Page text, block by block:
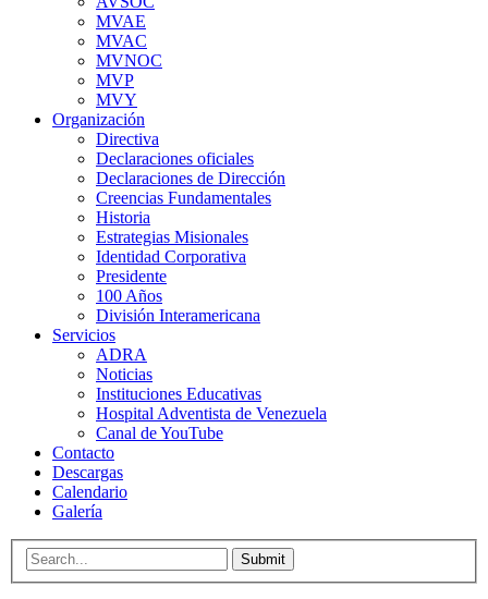
MVAE
MVAC
MVNOC
MVP
MVY
Organización
Directiva
Declaraciones oficiales
Declaraciones de Dirección
Creencias Fundamentales
Historia
Estrategias Misionales
Identidad Corporativa
Presidente
100 Años
División Interamericana
Servicios
ADRA
Noticias
Instituciones Educativas
Hospital Adventista de Venezuela
Canal de YouTube
Contacto
Descargas
Calendario
Galería
Submit